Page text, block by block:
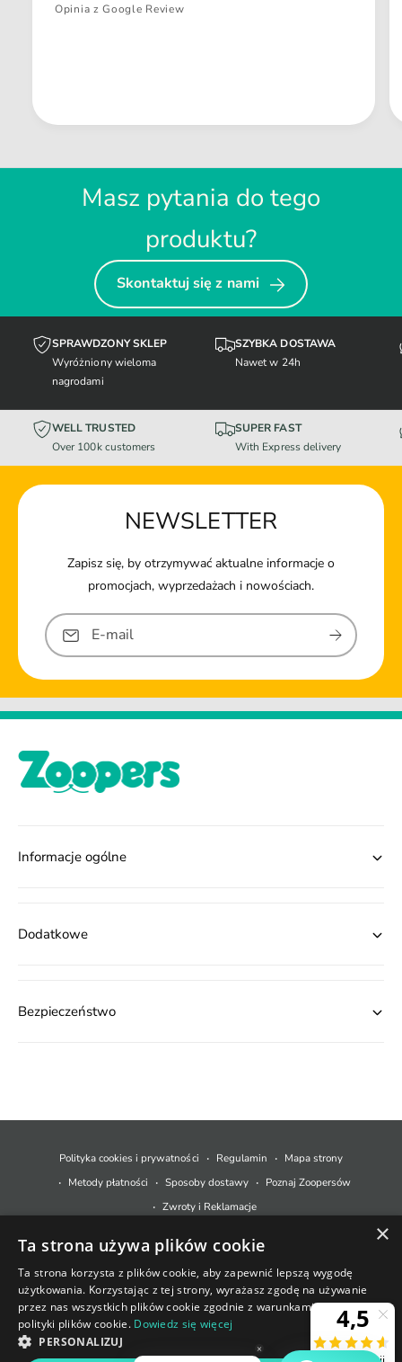
Opinia z Google Review
Masz pytania do tego
produktu?
Skontaktuj się z nami
Ostatnie sztuki!
SPRAWDZONY SKLEP
Wyróżniony wieloma
nagrodami
SZYBKA DOSTAWA
Nawet w 24h
WELL TRUSTED
Over 100k customers
SUPER FAST
With Express delivery
NEWSLETTER
Zapisz się, by otrzymywać aktualne informacje o
promocjach, wyprzedażach i nowościach.
E-mail
Informacje ogólne
Dodatkowe
Bezpieczeństwo
e
y
p
ł
a
t
n
© 2026,Zoopers.pl. Technologia Shopify
Polityka cookies i prywatności Regulamin
Mapa strony
Metody płatności
Sposoby dostawy
Poznaj Zoopersów
Zwroty i Reklamacje
+48 733 550 021
sklep@zoopers.pl
Godziny pracy infolinii
×
Ta strona używa plików cookie
Ta strona korzysta z plików cookie, aby zapewnić lepszą wygodę
użytkowania. Korzystając z tej strony, wyrażasz zgodę na używanie
przez nas wszystkich plików cookie zgodnie z warunkami naszej
polityki plików cookie. Dowiedz się więcej
PERSONALIZUJ